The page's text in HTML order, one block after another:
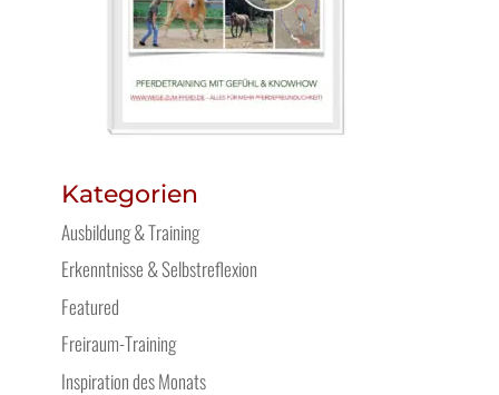
Kategorien
Ausbildung & Training
Erkenntnisse & Selbstreflexion
Featured
Freiraum-Training
Inspiration des Monats